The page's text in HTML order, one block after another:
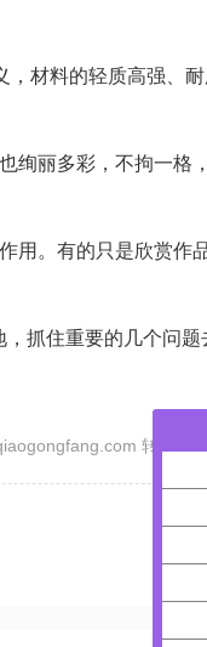
，材料的轻质高强、
绚丽多彩，不拘一格
用。有的只是欣赏作
抓住重要的几个问题
转载请注